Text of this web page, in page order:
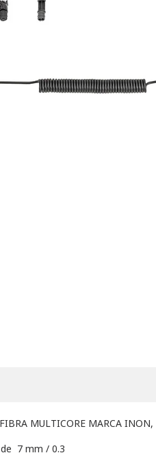
MULTICORE MARCA
7 mm / 0.3